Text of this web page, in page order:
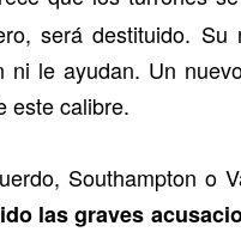
será destituido.
le ayudan. Un
este calibre.
Southampton o
las graves